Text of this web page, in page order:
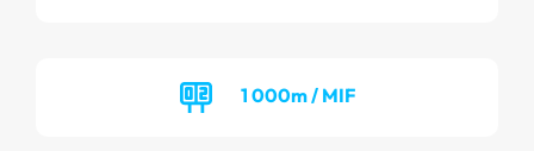
1 000m / MIF